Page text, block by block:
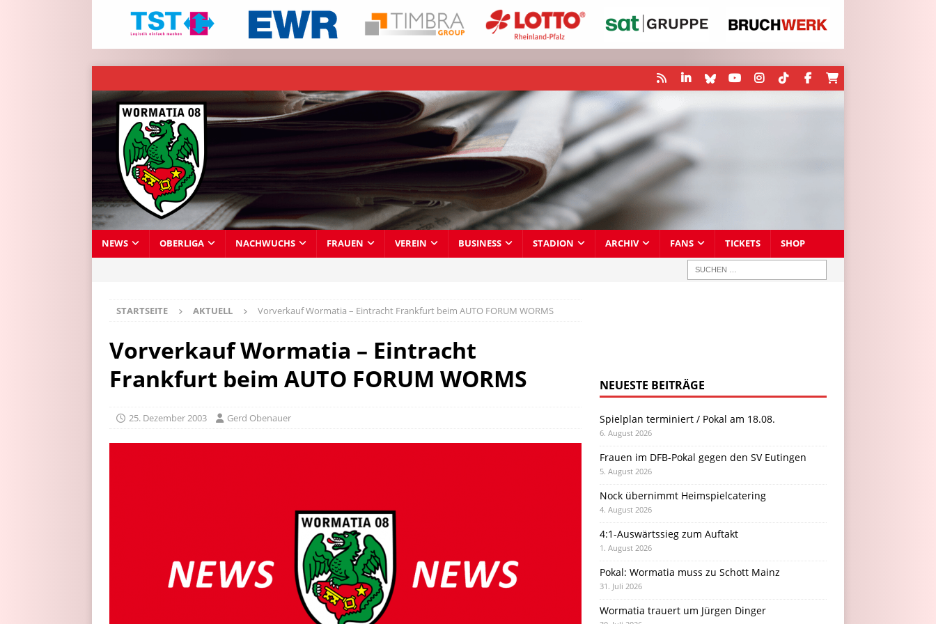
NEWS OBERLIGA NACHWUCHS FRAUEN VEREIN BUSINESS STADION ARCHIV FANS TICKETS SHOP
STARTSEITE AKTUELL Vorverkauf Wormatia – Eintracht Frankfurt beim AUTO FORUM WORMS
Vorverkauf Wormatia – Eintracht
Frankfurt beim AUTO FORUM WORMS
25. Dezember 2003 Gerd Obenauer
NEUESTE BEITRÄGE
Spielplan terminiert / Pokal am 18.08.
6. August 2026
Frauen im DFB-Pokal gegen den SV Eutingen
5. August 2026
Nock übernimmt Heimspielcatering
4. August 2026
4:1-Auswärtssieg zum Auftakt
1. August 2026
Pokal: Wormatia muss zu Schott Mainz
31. Juli 2026
Wormatia trauert um Jürgen Dinger